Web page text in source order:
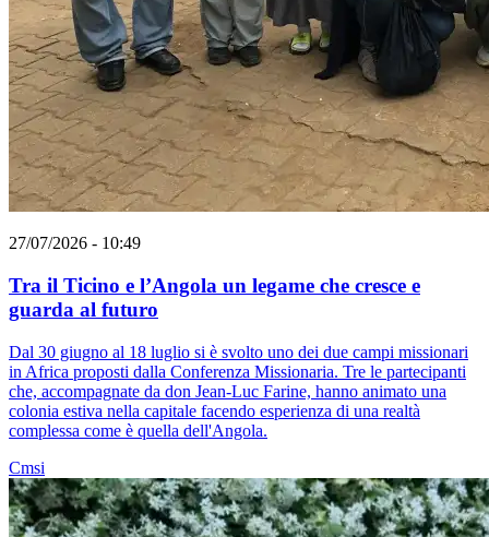
27/07/2026 - 10:49
Tra il Ticino e l’Angola un legame che cresce e
guarda al futuro
Dal 30 giugno al 18 luglio si è svolto uno dei due campi missionari
in Africa proposti dalla Conferenza Missionaria. Tre le partecipanti
che, accompagnate da don Jean-Luc Farine, hanno animato una
colonia estiva nella capitale facendo esperienza di una realtà
complessa come è quella dell'Angola.
Cmsi